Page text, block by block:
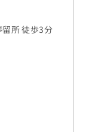
所 徒歩3分